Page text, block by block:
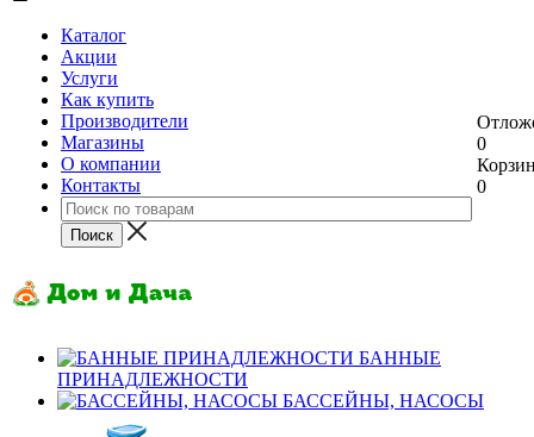
Каталог
Акции
Услуги
Как купить
Производители
Магазины
О компании
Контакты
0
0
БАННЫЕ
ПРИНАДЛЕЖНОСТИ
БАССЕЙНЫ, НАСОСЫ